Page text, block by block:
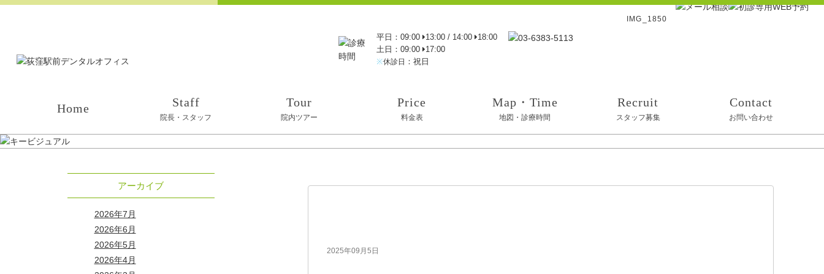
IMG_1850
平日：09:00 13:00 / 14:00
18:00
土日：09:00
17:00
※休診日 ：祝日
Home Staff
院長・スタッフ
Tour
院内ツアー
Price
料金表
Map・Time
地図・診療時間
Recruit
スタッフ募集
Contact
お問い合わせ
アーカイブ
2026年7月
2026年6月
2026年5月
2026年4月
2025年09月5日